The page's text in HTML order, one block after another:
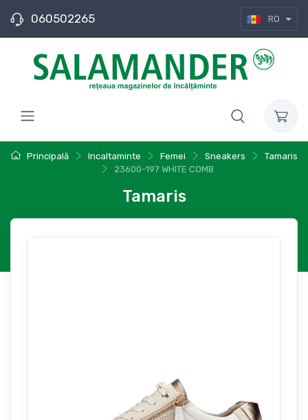
060502265 RO
Principală Incaltaminte Femei Sneakers
Tamaris
23600-197 WHITE COMB
Tamaris